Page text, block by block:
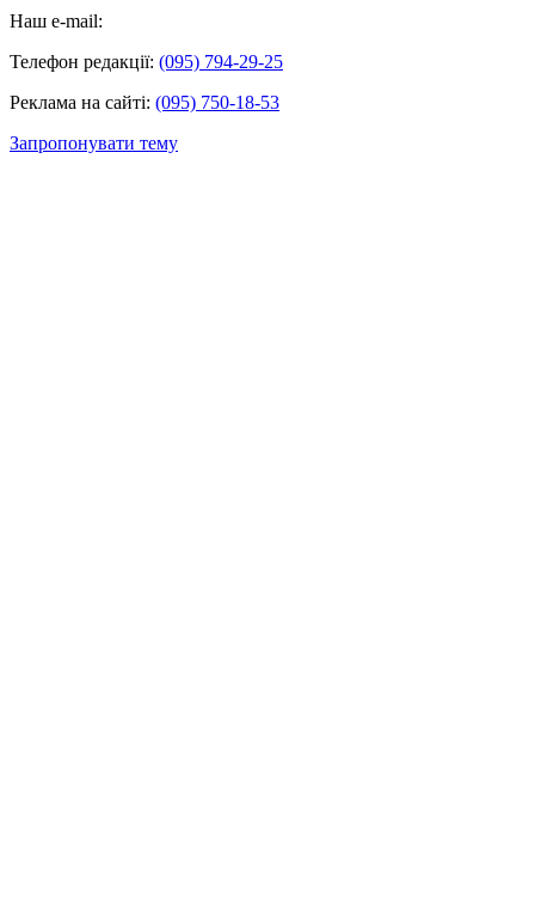
Наш e-mail:
Телефон редакції: (095) 794-29-25
Реклама на сайті: (095) 750-18-53
Запропонувати тему